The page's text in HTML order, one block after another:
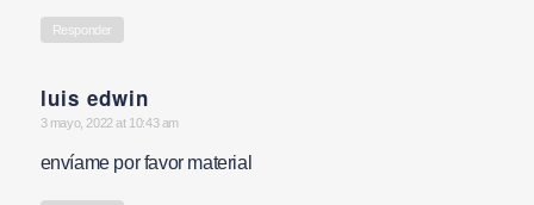
Responder
luis edwin
says:
3 mayo, 2022 at 10:43 am
envíame por favor material